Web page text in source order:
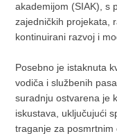
akademijom (SIAK), s
zajedničkih projekata,
kontinuirani razvoj i
Posebno je istaknuta
vodiča i službenih
suradnju ostvarena je
iskustava, uključujući
traganje za